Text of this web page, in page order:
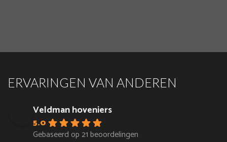
ERVARINGEN VAN ANDEREN
Veldman hoveniers
5.0
Gebaseerd op 21 beoordelingen